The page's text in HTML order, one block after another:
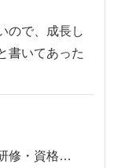
で、成長し
書いてあった
修・資格…